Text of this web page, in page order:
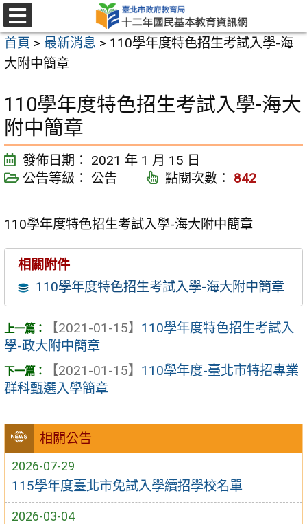
跳
至
主
要
容
區
選
單
首頁 > 最新消息 > 110學年度特色招生考試入學-海
大附中簡章
相關公告
2026-07-29
115學年度臺北市免試入學續招學校名單
2026-03-04
110學年度特色招生考試入學-海大
附中簡章
發佈日期：
2021 年 1 月 15 日
公告等級：
公告 點閱次數： 842
110學年度特色招生考試入學-海大附中簡章
相關附件
110學年度特色招生考試入學-海大附中簡章
【2021-01-15】 110學年度特色招生考試入
學-政大附中簡章
【2021-01-15】 110學年度-臺北市特招專業
群科甄選入學簡章